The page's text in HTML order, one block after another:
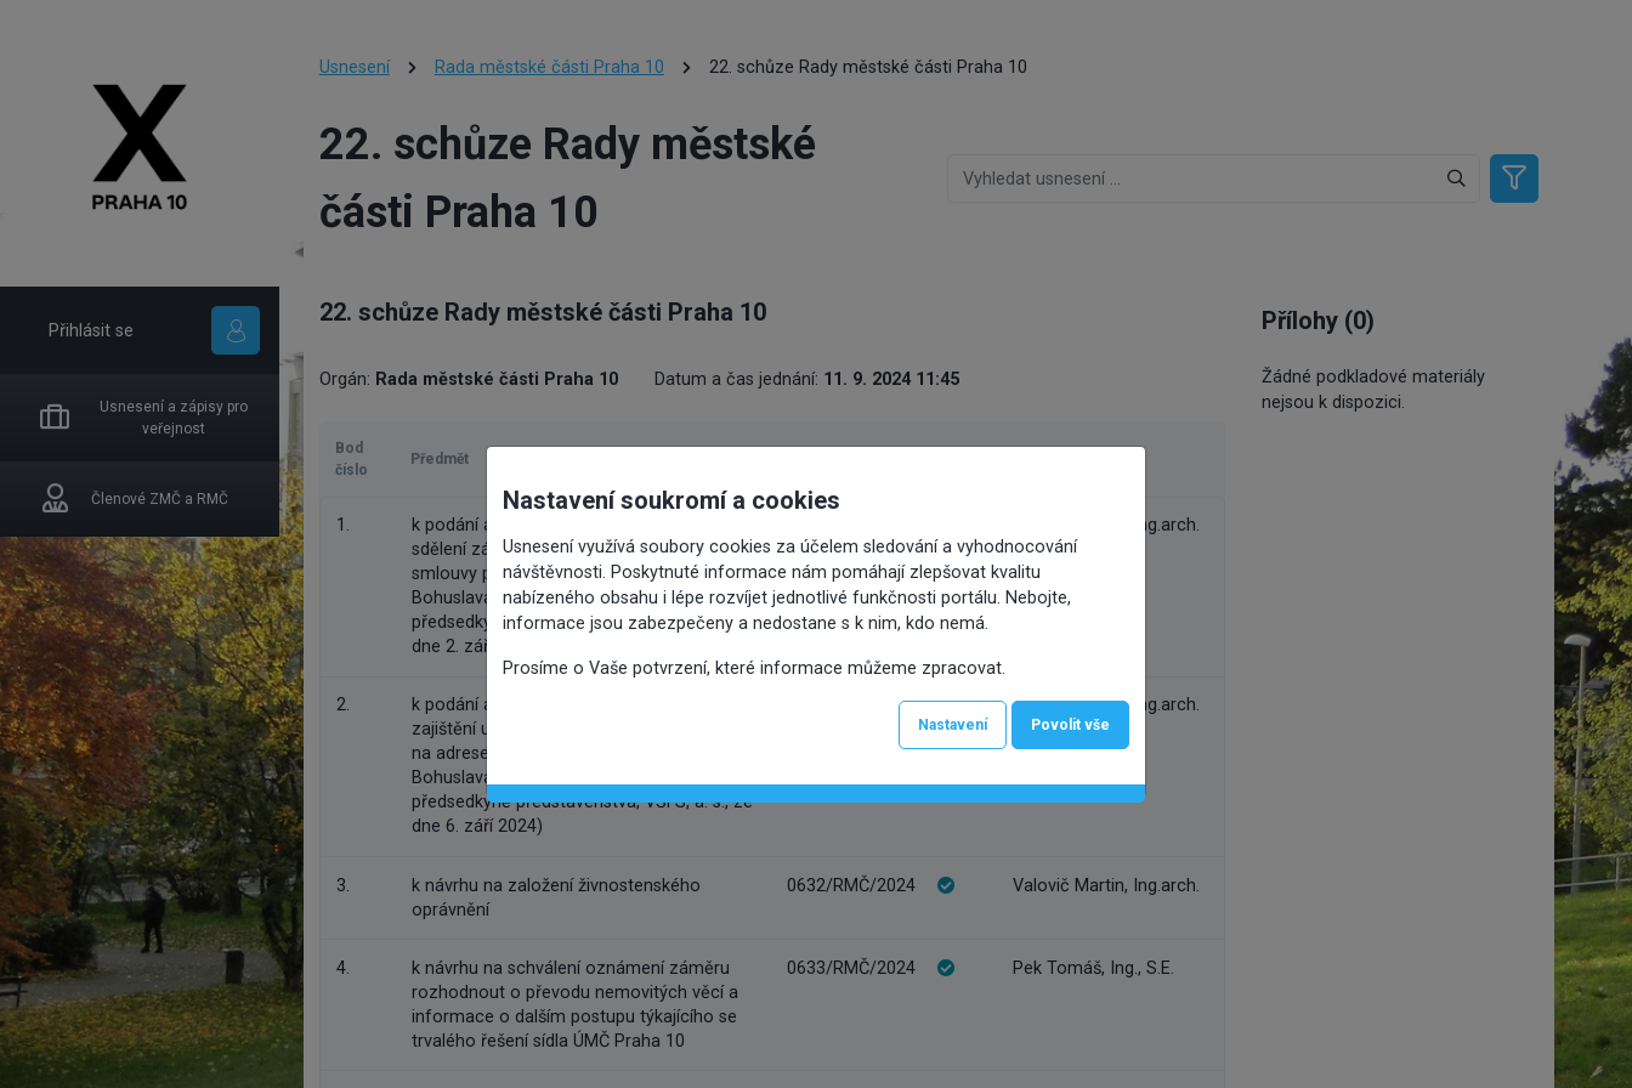
Přihlásit se
Usnesení a zápisy pro
veřejnost
Členové ZMČ a RMČ
Usnesení Rada městské části Praha 10 22. schůze Rady městské části Praha 10
22. schůze Rady městské
části Praha 10
22. schůze Rady městské části Praha 10
Orgán: Rada městské části Praha 10 Datum a čas jednání: 11. 9. 2024 11:45
Bod
číslo
Předmět
1.
k podání adresovanému radě: Žádost o
sdělení záměru MČ po skončení nájemní
smlouvy platné do roku 2031 (RSDr.
Bohuslava Šenkýřová, rektorka a
předsedkyně představenstva, VŠFS, a. s., ze
dne 2. září 2024)
Valovič Martin, Ing.arch.
2.
k podání adresovanému radě: Žádost o
zajištění urgentní opravy opadávání omítky
na adrese Kodaňská 54/10, Praha 10 (RSDr.
Bohuslava Šenkýřová, rektorka a
předsedkyně představenstva, VŠFS, a. s., ze
dne 6. září 2024)
0631/RMČ/2024 Valovič Martin, Ing.arch.
3.
k návrhu na založení živnostenského
oprávnění
0632/RMČ/2024 Valovič Martin, Ing.arch.
4.
k návrhu na schválení oznámení záměru
rozhodnout o převodu nemovitých věcí a
informace o dalším postupu týkajícího se
trvalého řešení sídla ÚMČ Praha 10
0633/RMČ/2024 Pek Tomáš, Ing., S.E.
Přílohy (0)
Žádné podkladové materiály
nejsou k dispozici.
Nastavení soukromí a cookies
Usnesení využívá soubory cookies za účelem sledování a vyhodnocování
návštěvnosti. Poskytnuté informace nám pomáhají zlepšovat kvalitu
nabízeného obsahu i lépe rozvíjet jednotlivé funkčnosti portálu. Nebojte,
informace jsou zabezpečeny a nedostane s k nim, kdo nemá.
Prosíme o Vaše potvrzení, které informace můžeme zpracovat.
Nastavení Povolit vše